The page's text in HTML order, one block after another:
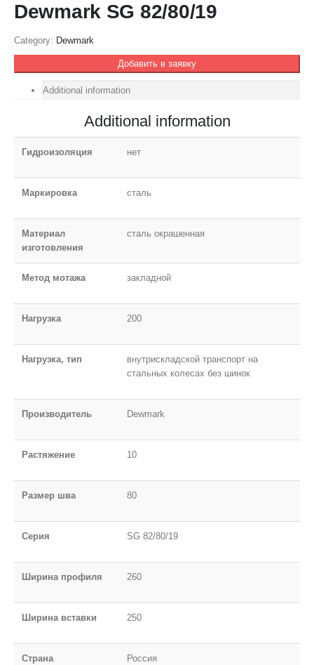
Dewmark SG 82/80/19
Category: Dewmark
Добавить в заявку
Additional information
Additional information
Гидроизоляция нет
Маркировка сталь
Материал
изготовления
сталь окрашенная
Метод мотажа закладной
Нагрузка 200
Нагрузка, тип
внутрискладской транспорт на
стальных колесах без шинок
Производитель Dewmark
Растяжение 10
Размер шва 80
Серия SG 82/80/19
Ширина профиля 260
Ширина вставки 250
Страна
Россия